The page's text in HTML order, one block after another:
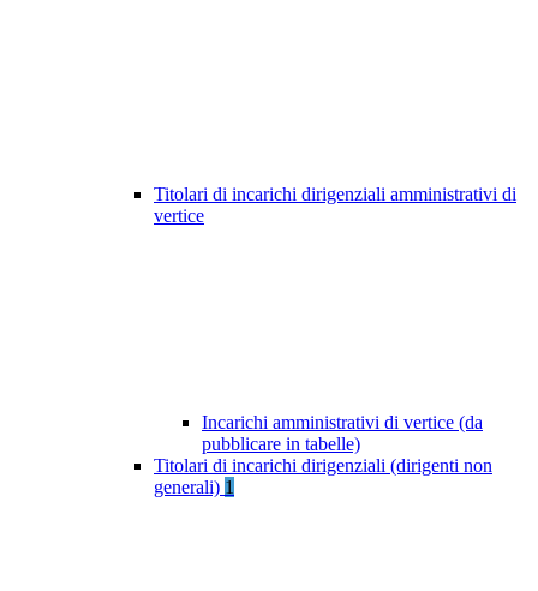
Titolari di incarichi dirigenziali amministrativi di
vertice
Incarichi amministrativi di vertice (da
pubblicare in tabelle)
Titolari di incarichi dirigenziali (dirigenti non
generali) 1